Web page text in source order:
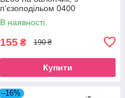
п'єзоподільом 0400
В наявності
155 ₴ 190 ₴
Купити
–16%